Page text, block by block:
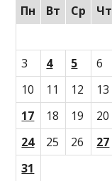
Пн Вт Ср Чт
3
4 5 6
10
11 12 13
17
18 19 20
24
25 26 27
31